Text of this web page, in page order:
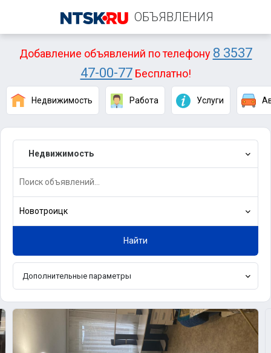
ОБЪЯВЛЕНИЯ
Добавление объявлений по телефону 8 3537
47-00-77Бесплатно!
Недвижимость Работа Услуги
Недвижимость
Новотроицк
Найти
Дополнительные параметры